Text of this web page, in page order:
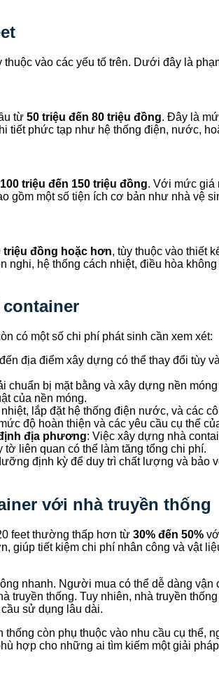
vào các yếu tố trên. Dưới đây là
từ 50 triệu đến 80 triệu đồng. Đây là
tiết phức tạp như hệ thống điện, nước,
100 triệu đến 150 triệu đồng. Với mức giá
gồm một số tiện ích cơ bản như nhà vệ
triệu đồng hoặc hơn, tùy thuộc vào thiết
hệ thống cách nhiệt, điều hòa
có một số chi phí phát sinh cần xem xét:
địa điểm xây dựng có thể thay đổi tùy
chuẩn bị mặt bằng và xây dựng nền
của nền móng.
lắp đặt hệ thống điện nước, và các
độ hoàn thiện và các yêu cầu cụ thể
địa phương: Việc xây dựng nhà
liên quan có thể làm tăng tổng chi phí.
định kỳ để duy trì chất lượng và
với nhà truyền thống
feet thường thấp hơn từ 30% đến 50%
giúp tiết kiệm chi phí nhân công và vật
nhanh. Người mua có thể dễ dàng
truyền thống. Tuy nhiên, nhà truyền
sử dụng lâu dài.
còn phụ thuộc vào nhu cầu cụ thể,
hợp cho những ai tìm kiếm một giải